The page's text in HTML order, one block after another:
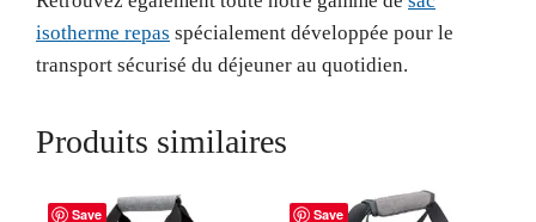
isotherme repas spécialement développée pour le
transport sécurisé du déjeuner au quotidien.
Produits similaires
Save Save